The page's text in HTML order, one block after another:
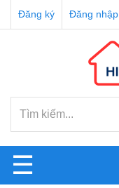
Đăng ký Đăng nhập
☰